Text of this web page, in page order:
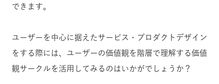
できます。
ユーザーを中心に据えたサービス・プロダクトデザイン
をする際には、ユーザーの価値観を階層で理解する価値
観サークルを活用してみるのはいかがでしょうか？